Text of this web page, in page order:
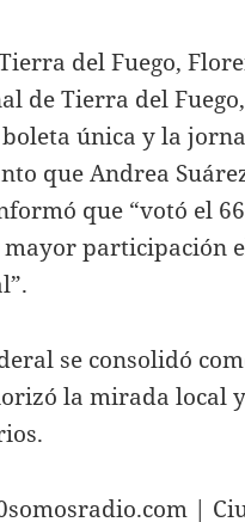
del Fuego,
de Tierra del
única y la
que Andrea
que “votó el
participación
se consolidó
la mirada local
|